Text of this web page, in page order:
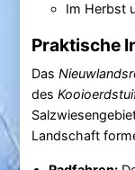
Im Herbst
Praktische
Das
des
Landschaft